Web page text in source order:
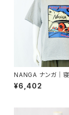
NANGA ナンガ｜寝袋モチーフ
デザイン半袖Tシャ
イブリッド キープロ
¥6,402